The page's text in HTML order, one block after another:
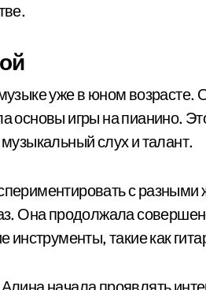
уже в юном возрасте.
основы игры на пианино.
слух и талант.
с
Она продолжала
инструменты, такие как